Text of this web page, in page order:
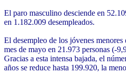
El paro masculino desciende en
en 1.182.009 desempleados.
El desempleo de los jóvenes
mes de mayo en 21.973 personas (-
Gracias a esta intensa bajada, el
años se reduce hasta 199.920, la